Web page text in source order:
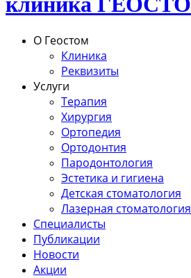
О Геостом
Клиника
Реквизиты
Услуги
Терапия
Хирургия
Ортопедия
Ортодонтия
Пародонтология
Эстетика и гигиена
Детская стоматология
Лазерная стоматология
Специалисты
Публикации
Новости
Акции